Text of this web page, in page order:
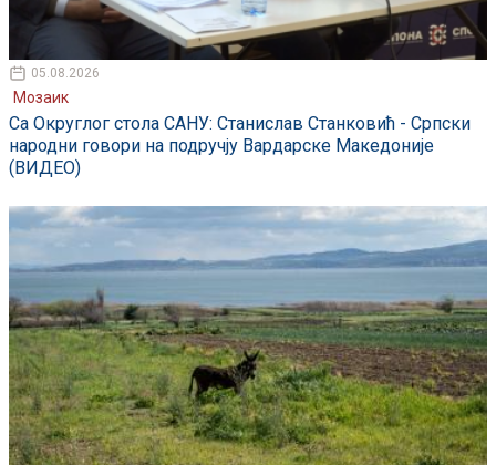
05.08.2026
Мозаик
Са Округлог стола САНУ: Станислав Станковић - Српски
народни говори на подручју Вардарске Македоније
(ВИДЕО)